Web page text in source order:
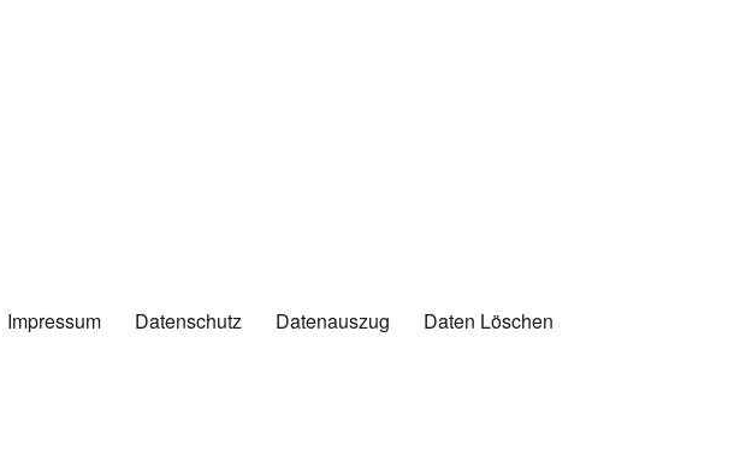
Impressum Datenschutz Datenauszug
Daten Löschen